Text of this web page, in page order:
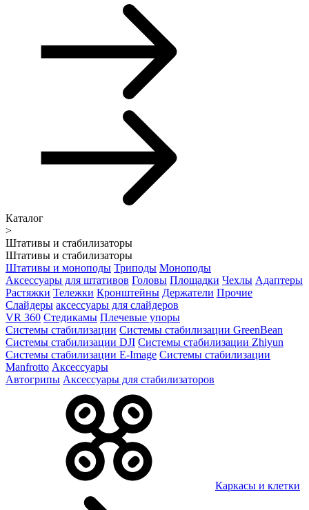
Каталог
>
Штативы и стабилизаторы
Штативы и стабилизаторы
Штативы и моноподы Триподы Моноподы
Аксессуары для штативов Головы Площадки Чехлы Адаптеры
Растяжки Тележки Кронштейны Держатели Прочие
Слайдеры аксессуары для слайдеров
VR 360 Стедикамы Плечевые упоры
Системы стабилизации Системы стабилизации GreenBean
Системы стабилизации DJI Системы стабилизации Zhiyun
Системы стабилизации E-Image Системы стабилизации
Manfrotto Аксессуары
Автогрипы Аксессуары для стабилизаторов
Каркасы и клетки